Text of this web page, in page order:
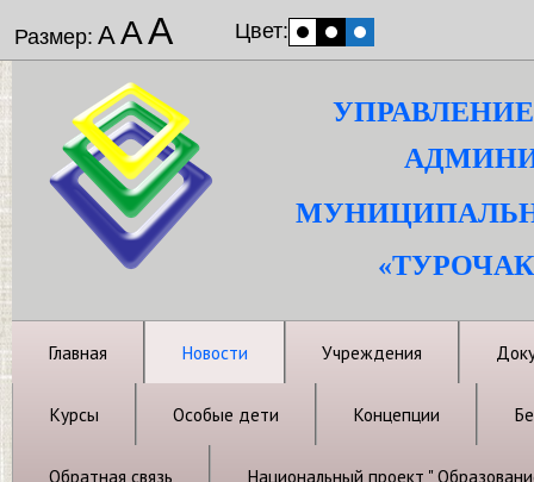
Размер: ААА Цвет:
Главная Новости Учреждения
Курсы Особые дети Концепции
Обратная связь Национальный проект "